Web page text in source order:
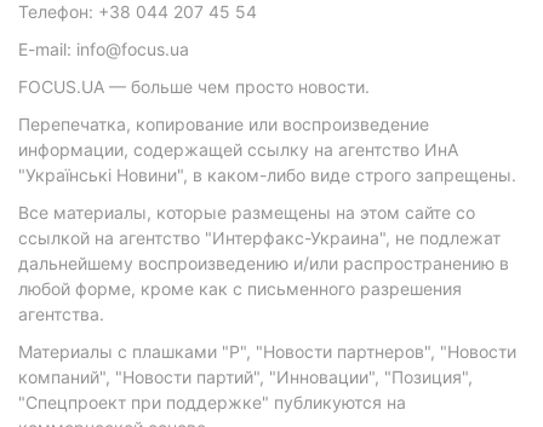
Телефон: +38 044 207 45 54
E-mail: info@focus.ua
FOCUS.UA — больше чем просто новости.
Перепечатка, копирование или воспроизведение
информации, содержащей ссылку на агентство ИнА
"Українські Новини", в каком-либо виде строго запрещены.
Все материалы, которые размещены на этом сайте со
ссылкой на агентство "Интерфакс-Украина", не подлежат
дальнейшему воспроизведению и/или распространению в
любой форме, кроме как с письменного разрешения
агентства.
Материалы с плашками "Р", "Новости партнеров", "Новости
компаний", "Новости партий", "Инновации", "Позиция",
"Спецпроект при поддержке" публикуются на